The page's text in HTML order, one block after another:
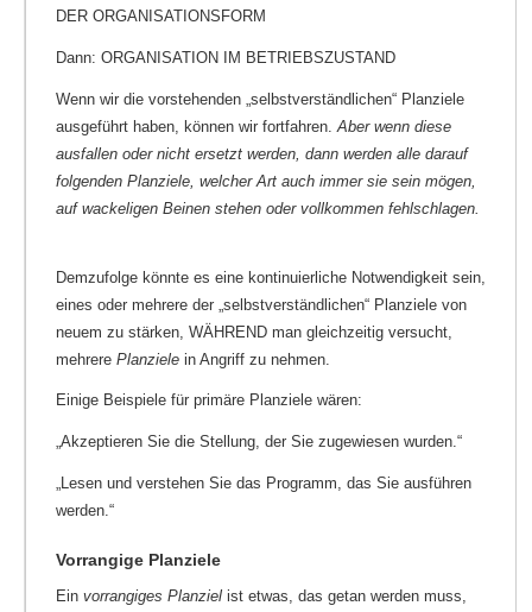
DER ORGANISATIONSFORM
Dann: ORGANISATION IM BETRIEBSZUSTAND
Wenn wir die vorstehenden „selbstverständlichen“ Planziele
ausgeführt haben, können wir fortfahren. Aber wenn diese
ausfallen oder nicht ersetzt werden, dann werden alle darauf
folgenden Planziele, welcher Art auch immer sie sein mögen,
auf wackeligen Beinen stehen oder vollkommen fehlschlagen.
Demzufolge könnte es eine kontinuierliche Notwendigkeit sein,
eines oder mehrere der „selbstverständlichen“ Planziele von
neuem zu stärken, WÄHREND man gleichzeitig versucht,
mehrere Planziele in Angriff zu nehmen.
Einige Beispiele für primäre Planziele wären:
„Akzeptieren Sie die Stellung, der Sie zugewiesen wurden.“
„Lesen und verstehen Sie das Programm, das Sie ausführen
werden.“
Vorrangige Planziele
Ein vorrangiges Planziel ist etwas, das getan werden muss,